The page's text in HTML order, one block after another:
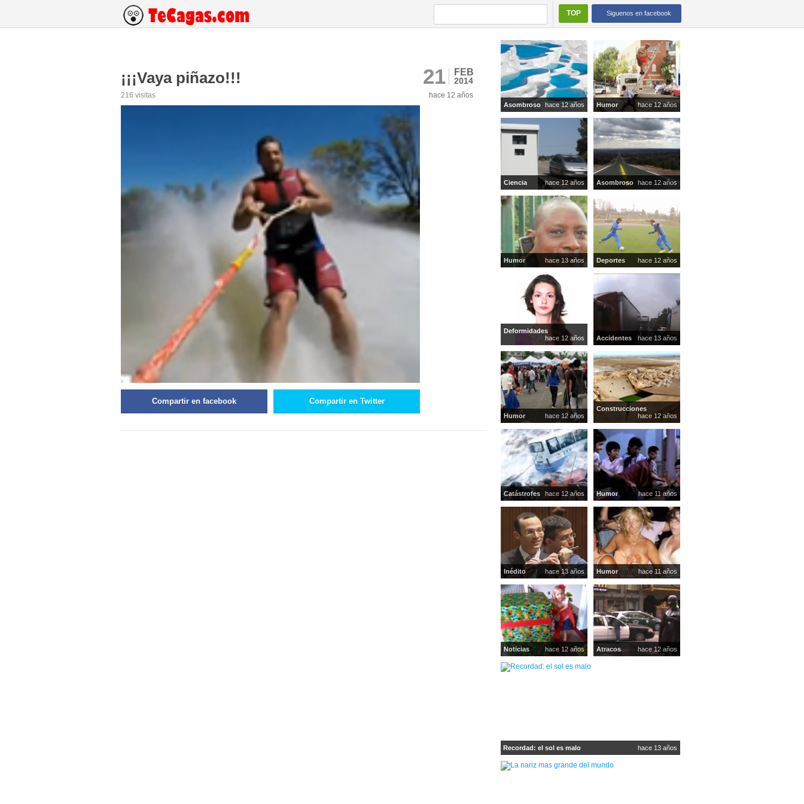
Siguenos en facebook
TOP
¡¡¡Vaya piñazo!!!
216 visitas
21 FEB
2014
hace 12 años
Compartir en facebook Compartir en Twitter
Asombroso hace 12 años Humor hace 12 años
Ciencia hace 12 años Asombroso hace 12 años
Humor hace 13 años Deportes hace 12 años
Deformidades
hace 12 años
Accidentes hace 13 años
Humor hace 12 años
Construcciones
hace 12 años
Catástrofes hace 12 años Humor hace 11 años
Inédito hace 13 años Humor hace 11 años
Noticias hace 12 años Atracos hace 12 años
Recordad: el sol es malo hace 13 años